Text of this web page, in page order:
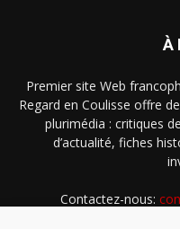
À
Premier site Web
Regard en Coulisse offre
plurimédia : critiques
d’actualité, fiches
Contactez-nous: